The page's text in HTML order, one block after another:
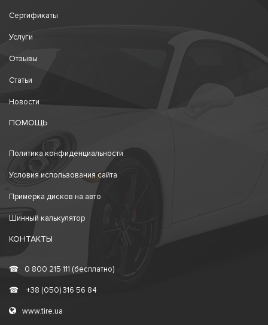
Сертификаты
Услуги
Отзывы
Статьи
Новости
ПОМОЩЬ
Политика конфиденциальности
Условия использования сайта
Примерка дисков на авто
Шинный калькулятор
КОНТАКТЫ
☎ 0 800 215 111 (бесплатно)
☎ +38 (050) 316 56 84
www.tire.ua